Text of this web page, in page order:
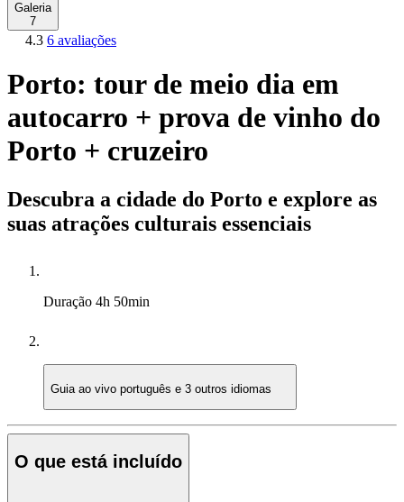
Galeria
7
4.3 6 avaliações
Porto: tour de meio dia em
autocarro + prova de vinho do
Porto + cruzeiro
Descubra a cidade do Porto e explore as
suas atrações culturais essenciais
Duração 4h 50min
Guia ao vivo português e 3 outros idiomas
O que está incluído